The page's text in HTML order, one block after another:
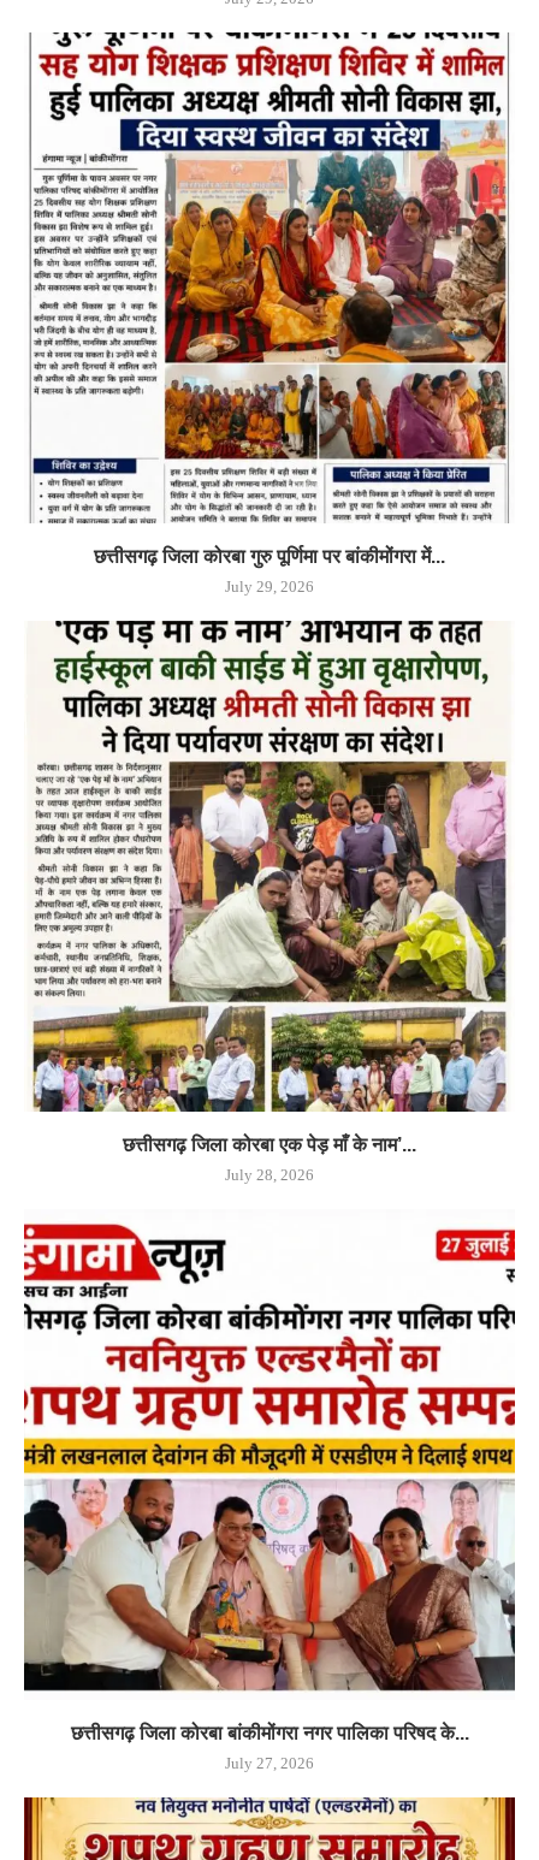
छत्तीसगढ़ जिला कोरबा गुरु पूर्णिमा पर बांकीमोंगरा में...
July 29, 2026
छत्तीसगढ़ जिला कोरबा एक पेड़ माँ के नाम’...
July 28, 2026
छत्तीसगढ़ जिला कोरबा बांकीमोंगरा नगर पालिका परिषद के...
July 27, 2026